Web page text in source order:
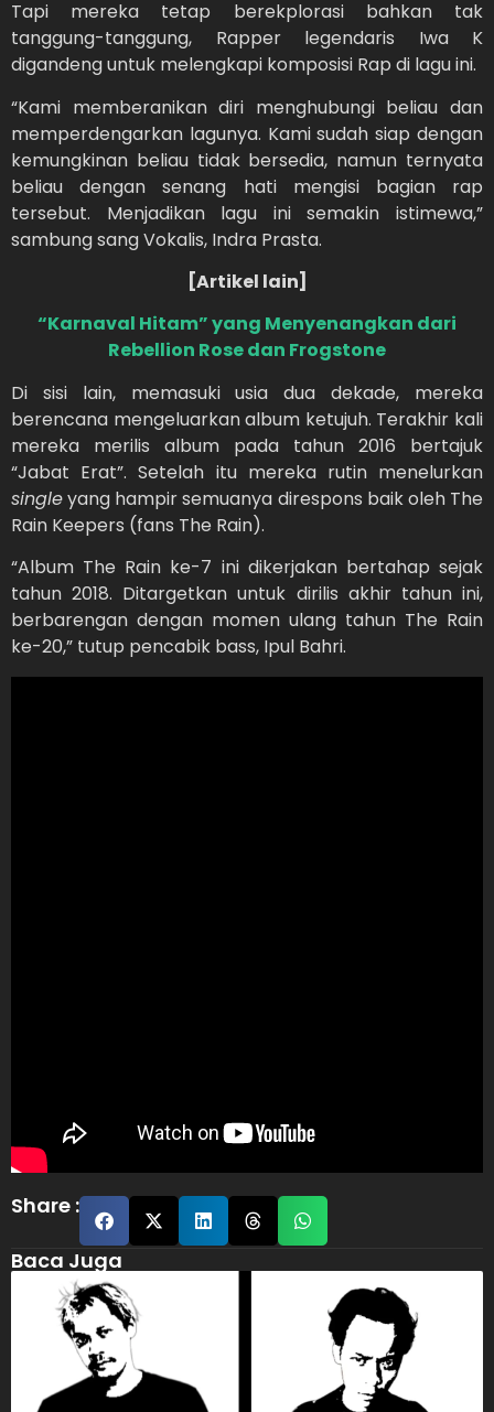
Tapi mereka tetap berekplorasi bahkan tak
tanggung-tanggung, Rapper legendaris Iwa K
digandeng untuk melengkapi komposisi Rap di lagu ini.
“Kami memberanikan diri menghubungi beliau dan
memperdengarkan lagunya. Kami sudah siap dengan
kemungkinan beliau tidak bersedia, namun ternyata
beliau dengan senang hati mengisi bagian rap
tersebut. Menjadikan lagu ini semakin istimewa,”
sambung sang Vokalis, Indra Prasta.
[Artikel lain]
“Karnaval Hitam” yang Menyenangkan dari
Rebellion Rose dan Frogstone
Di sisi lain, memasuki usia dua dekade, mereka
berencana mengeluarkan album ketujuh. Terakhir kali
mereka merilis album pada tahun 2016 bertajuk
“Jabat Erat”. Setelah itu mereka rutin menelurkan
singleyang hampir semuanya direspons baik oleh The
Rain Keepers (fans The Rain).
“Album The Rain ke-7 ini dikerjakan bertahap sejak
tahun 2018. Ditargetkan untuk dirilis akhir tahun ini,
berbarengan dengan momen ulang tahun The Rain
ke-20,” tutup pencabik bass, Ipul Bahri.
Share :
Baca Juga